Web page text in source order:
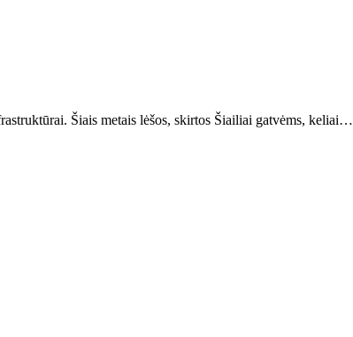
Šiais metais lėšos, skirtos Šiailiai gatvėms, keliai…